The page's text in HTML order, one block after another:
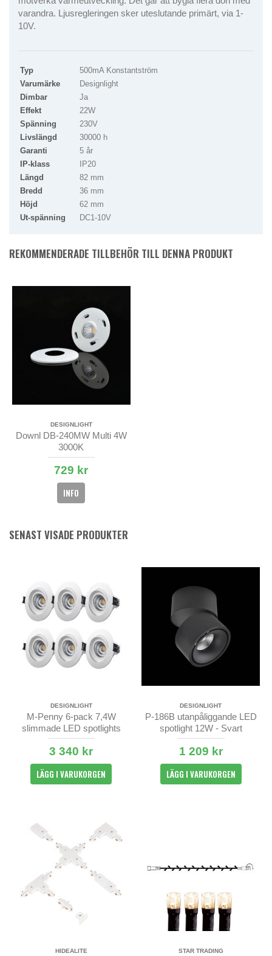
varandra. Ljusregleringen sker uteslutande primärt, via 1-
10V.
Typ
500mA Konstantström
Varumärke
Designlight
Dimbar
Ja
Effekt
22W
Spänning
230V
Livslängd
30000 h
Garanti
5 år
IP-klass
IP20
Längd
82 mm
Bredd
36 mm
Höjd
62 mm
Ut-spänning
DC1-10V
REKOMMENDERADE TILLBEHÖR TILL DENNA PRODUKT
DESIGNLIGHT
Downl DB-240MW Multi 4W
3000K
729 kr
INFO
SENAST VISADE PRODUKTER
DESIGNLIGHT
M-Penny 6-pack 7,4W
slimmade LED spotlights
2700/3000K IP44
3 340 kr
LÄGG I VARUKORGEN
DESIGNLIGHT
P-186B utanpåliggande LED
spotlight 12W - Svart
1 209 kr
LÄGG I VARUKORGEN
HIDEALITE STAR TRADING